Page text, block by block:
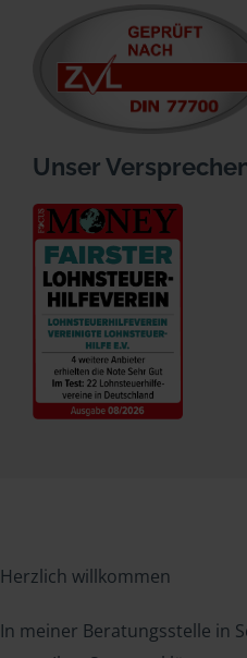
Unser
Herzlich willkommen
In meiner Beratungsstelle in